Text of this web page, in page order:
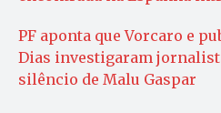
PF aponta que Vorcaro e
Dias investigaram
silêncio de Malu Gaspar